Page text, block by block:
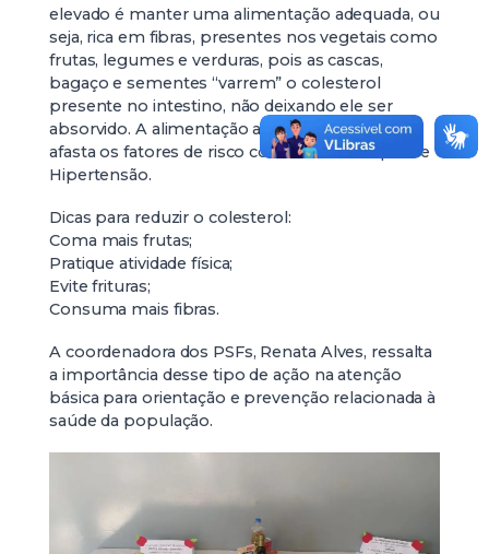
elevado é manter uma alimentação adequada, ou
seja, rica em fibras, presentes nos vegetais como
frutas, legumes e verduras, pois as cascas,
bagaço e sementes “varrem” o colesterol
presente no intestino, não deixando ele ser
absorvido. A alimentação adequada também
afasta os fatores de risco com Diabetes Tipo 2 e
Hipertensão.
Dicas para reduzir o colesterol:
Coma mais frutas;
Pratique atividade física;
Evite frituras;
Consuma mais fibras.
A coordenadora dos PSFs, Renata Alves, ressalta
a importância desse tipo de ação na atenção
básica para orientação e prevenção relacionada à
saúde da população.